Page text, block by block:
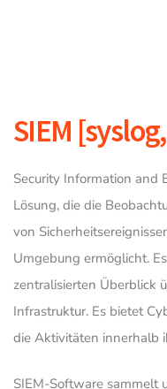
SIEM
Security Information and
Lösung, die die
von
Umgebung ermöglicht.
zentralisierten Überblick
Infrastruktur. Es bietet
die Aktivitäten innerhalb
SIEM-Software sammelt